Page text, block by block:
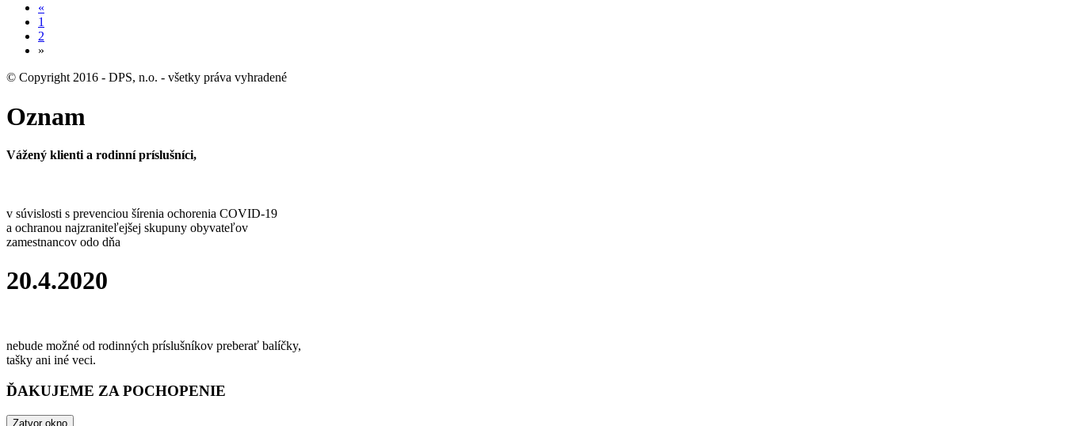
«
1
2
»
© Copyright 2016 - DPS, n.o. - všetky práva vyhradené
Oznam
Vážený klienti a rodinní príslušníci,
v súvislosti s prevenciou šírenia ochorenia COVID-19
a ochranou najzraniteľejšej skupuny obyvateľov
zamestnancov odo dňa
20.4.2020
nebude možné od rodinných príslušníkov preberať balíčky,
tašky ani iné veci.
ĎAKUJEME ZA POCHOPENIE
Zatvor okno